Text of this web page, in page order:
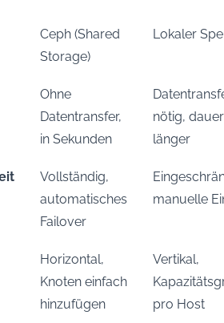
Ceph (Shared
Storage)
Lokaler
Ohne
Datentransfer,
in Sekunden
nötig,
länger
Vollständig,
automatisches
Failover
manuelle
Horizontal,
Knoten einfach
hinzufügen
Vertikal,
pro Host